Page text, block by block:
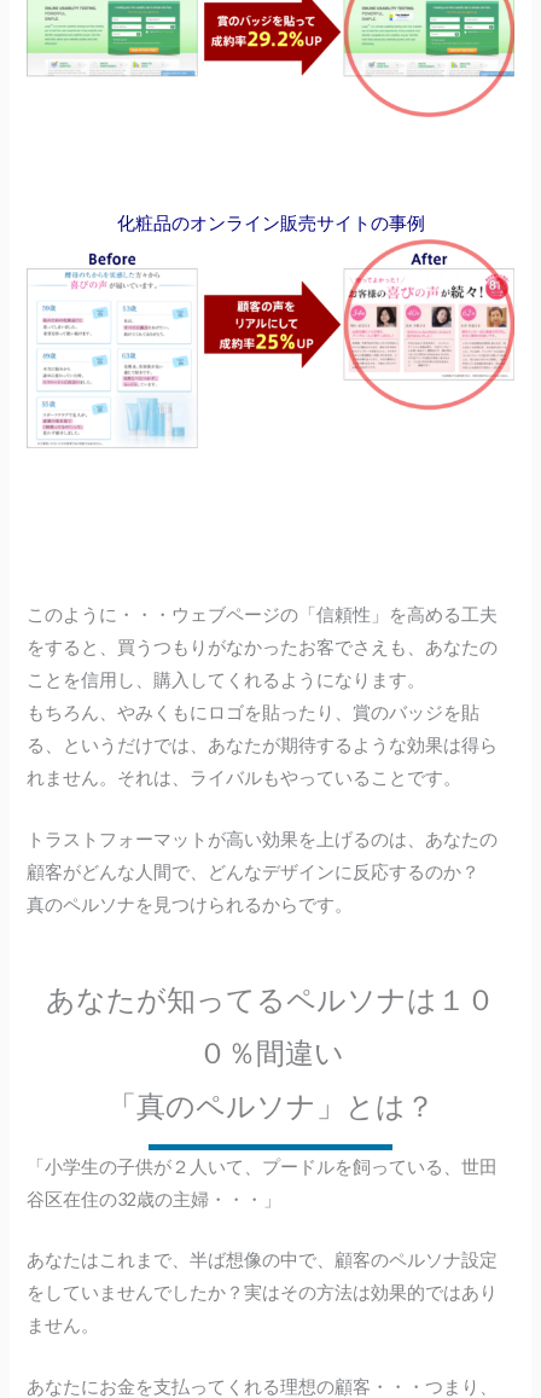
化粧品のオンライン販売サイトの事例
このように・・・ウェブページの「信頼性」を高める工夫
をすると、買うつもりがなかったお客でさえも、あなたの
ことを信用し、購入してくれるようになります。
もちろん、やみくもにロゴを貼ったり、賞のバッジを貼
る、というだけでは、あなたが期待するような効果は得ら
れません。それは、ライバルもやっていることです。
トラストフォーマットが高い効果を上げるのは、あなたの
顧客がどんな人間で、どんなデザインに反応するのか？
真のペルソナを見つけられるからです。
あなたが知ってるペルソナは１０
０％間違い
「真のペルソナ」とは？
「小学生の子供が２人いて、プードルを飼っている、世田
谷区在住の32歳の主婦・・・」
あなたはこれまで、半ば想像の中で、顧客のペルソナ設定
をしていませんでしたか？実はその方法は効果的ではあり
ません。
あなたにお金を支払ってくれる理想の顧客・・・つまり、